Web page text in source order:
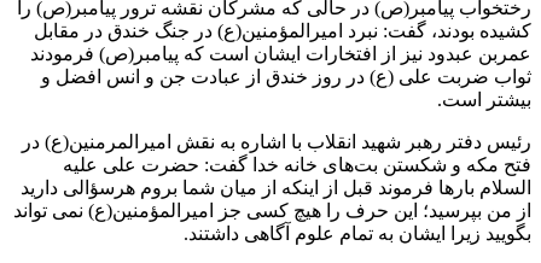
رختخواب پیامبر(ص) در حالی که مشرکان نقشه ترور پیامبر(ص) را
کشیده بودند، گفت: نبرد امیرالمؤمنین(ع) در جنگ خندق در مقابل
عمربن عبدود نیز از افتخارات ایشان است که پیامبر(ص) فرمودند
ثواب ضربت علی (ع) در روز خندق از عبادت جن و انس افضل و
بیشتر است.
رئیس دفتر رهبر شهید انقلاب با اشاره به نقش امیرالمرمنین(ع) در
فتح مکه و شکستن بت‌های خانه خدا گفت: حضرت علی علیه
السلام بارها فرموند قبل از اینکه از میان شما بروم هرسؤالی دارید
از من بپرسید؛ این حرف را هیچ کسی جز امیرالمؤمنین(ع) نمی تواند
بگویید زیرا ایشان به تمام علوم آگاهی داشتند.